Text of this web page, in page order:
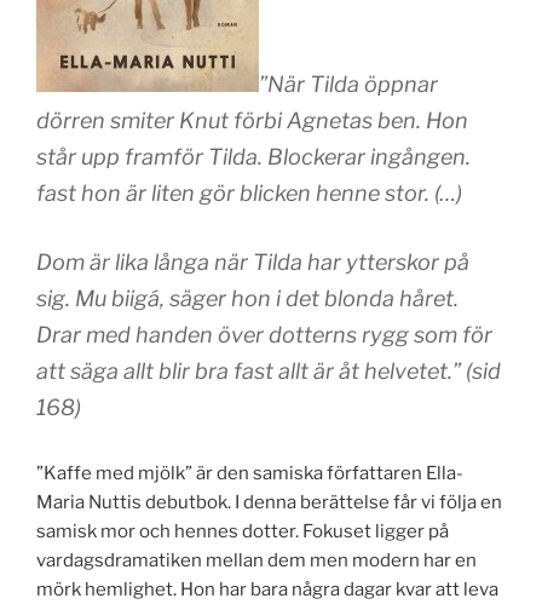
”När Tilda öppnar
dörren smiter Knut förbi Agnetas ben. Hon
står upp framför Tilda. Blockerar ingången.
fast hon är liten gör blicken henne stor. (…)
Dom är lika långa när Tilda har ytterskor på
sig. Mu biigá, säger hon i det blonda håret.
Drar med handen över dotterns rygg som för
att säga allt blir bra fast allt är åt helvetet.” (sid
168)
”Kaffe med mjölk” är den samiska författaren Ella-
Maria Nuttis debutbok. I denna berättelse får vi följa en
samisk mor och hennes dotter. Fokuset ligger på
vardagsdramatiken mellan dem men modern har en
mörk hemlighet. Hon har bara några dagar kvar att leva